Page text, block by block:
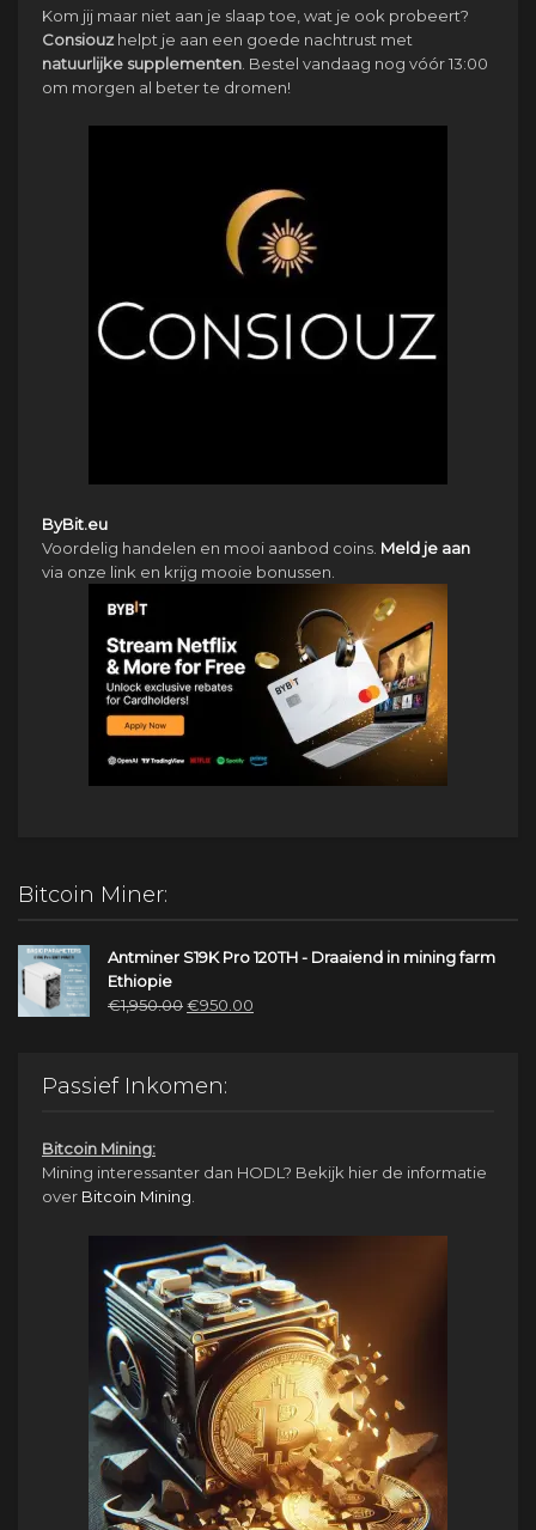
Kom jij maar niet aan je slaap toe, wat je ook probeert?
Consiouz helpt je aan een goede nachtrust met
natuurlijke supplementen . Bestel vandaag nog vóór 13:00
om morgen al beter te dromen!
ByBit.eu
Voordelig handelen en mooi aanbod coins. Meld je aan
via onze link en krijg mooie bonussen.
Bitcoin Miner:
Antminer S19K Pro 120TH - Draaiend in mining farm
Ethiopie
€1,950.00Oorspronkelijke
€950.00
Passief Inkomen:
Bitcoin Mining:
Mining interessanter dan HODL? Bekijk hier de informatie
over Bitcoin Mining